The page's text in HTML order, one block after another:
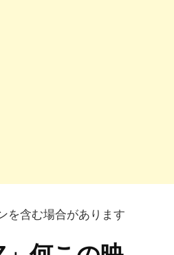
を含む場合があります